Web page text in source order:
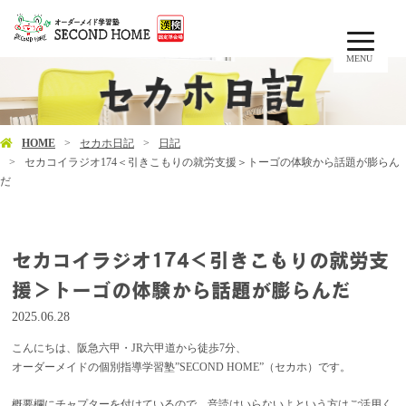
MENU
HOME セカホ日記
日記
セカコイラジオ174＜引きこもりの就労支援＞トーゴの体験から話題が膨らん
だ
セカコイラジオ174＜引きこもりの就労支
援＞トーゴの体験から話題が膨らんだ
2025.06.28
こんにちは、阪急六甲・JR六甲道から徒歩7分、
オーダーメイドの個別指導学習塾”SECOND HOME”（セカホ）です。